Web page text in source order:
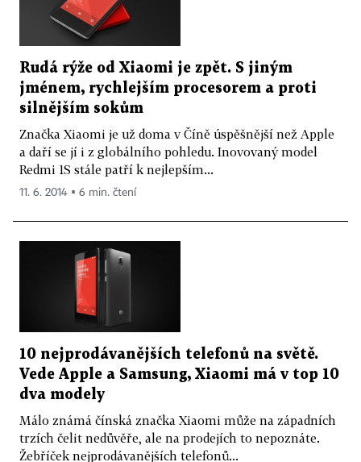
Rudá rýže od Xiaomi je zpět. S jiným
jménem, rychlejším procesorem a proti
silnějším sokům
Značka Xiaomi je už doma v Číně úspěšnější než Apple
a daří se jí i z globálního pohledu. Inovovaný model
Redmi 1S stále patří k nejlepším...
11. 6. 2014 ▪ 6 min. čtení
10 nejprodávanějších telefonů na světě.
Vede Apple a Samsung, Xiaomi má v top 10
dva modely
Málo známá čínská značka Xiaomi může na západních
trzích čelit nedůvěře, ale na prodejích to nepoznáte.
Žebříček nejprodávanějších telefonů...